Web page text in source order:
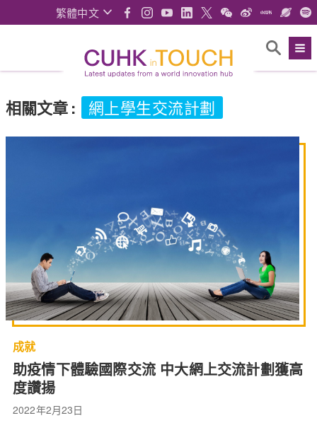
繁體中文
相關文章: 網上學生交流計劃
成就
助疫情下體驗國際交流 中大網上交流計劃獲高
度讚揚
2022年2月23日